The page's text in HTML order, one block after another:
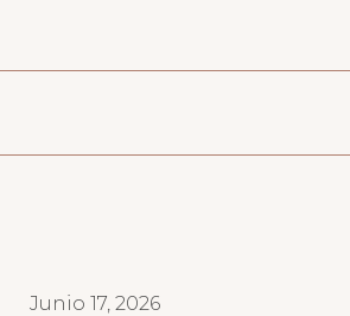
Junio 17, 2026